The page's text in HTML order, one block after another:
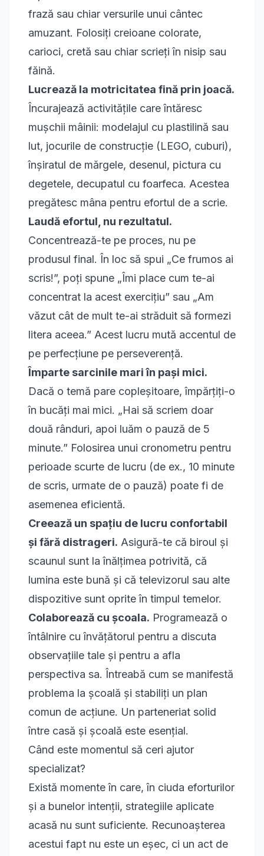
frază sau chiar versurile unui cântec
amuzant. Folosiți creioane colorate,
carioci, cretă sau chiar scrieți în nisip sau
făină.
Lucrează la motricitatea fină prin joacă.
Încurajează activitățile care întăresc
mușchii mâinii: modelajul cu plastilină sau
lut, jocurile de construcție (LEGO, cuburi),
înșiratul de mărgele, desenul, pictura cu
degetele, decupatul cu foarfeca. Acestea
pregătesc mâna pentru efortul de a scrie.
Laudă efortul, nu rezultatul.
Concentrează-te pe proces, nu pe
produsul final. În loc să spui „Ce frumos ai
scris!”, poți spune „Îmi place cum te-ai
concentrat la acest exercițiu” sau „Am
văzut cât de mult te-ai străduit să formezi
litera aceea.” Acest lucru mută accentul de
pe perfecțiune pe perseverență.
Împarte sarcinile mari în pași mici.
Dacă o temă pare copleșitoare, împărțiți-o
în bucăți mai mici. „Hai să scriem doar
două rânduri, apoi luăm o pauză de 5
minute.” Folosirea unui cronometru pentru
perioade scurte de lucru (de ex., 10 minute
de scris, urmate de o pauză) poate fi de
asemenea eficientă.
Creează un spațiu de lucru confortabil
și fără distrageri. Asigură-te că biroul și
scaunul sunt la înălțimea potrivită, că
lumina este bună și că televizorul sau alte
dispozitive sunt oprite în timpul temelor.
Colaborează cu școala. Programează o
întâlnire cu învățătorul pentru a discuta
observațiile tale și pentru a afla
perspectiva sa. Întreabă cum se manifestă
problema la școală și stabiliți un plan
comun de acțiune. Un parteneriat solid
între casă și școală este esențial.
Când este momentul să ceri ajutor
specializat?
Există momente în care, în ciuda eforturilor
și a bunelor intenții, strategiile aplicate
acasă nu sunt suficiente. Recunoașterea
acestui fapt nu este un eșec, ci un act de